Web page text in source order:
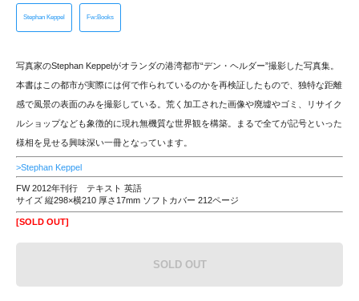
Stephan Keppel Fw:Books
写真家のStephan Keppelがオランダの港湾都市“デン・ヘルダー”撮影した写真集。
本書はこの都市が実際には何で作られているのかを再検証したもので、独特な距離
感で風景の表面のみを撮影している。荒く加工された画像や廃墟やゴミ、リサイク
ルショップなども象徴的に現れ無機質な世界観を構築。まるで全てが記号といった
様相を見せる興味深い一冊となっています。
>Stephan Keppel
FW 2012年刊行 テキスト 英語
サイズ 縦298×横210 厚さ17mm ソフトカバー 212ページ
[SOLD OUT]
SOLD OUT